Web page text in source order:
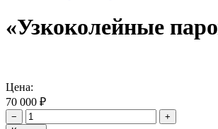
«Узкоколейные
Цена:
70 000 ₽
− +